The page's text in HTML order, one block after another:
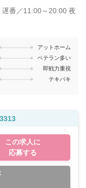
遅番／11:00～20:00 夜
アットホーム
ベテラン多い
即戦力重視
テキパキ
この求人に
応募する